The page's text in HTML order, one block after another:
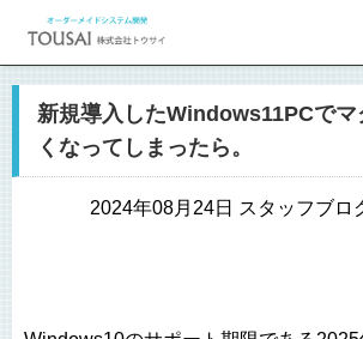
新規導入したWindows11PCでマ
くなってしまったら。
2024年08月24日 スタッフ